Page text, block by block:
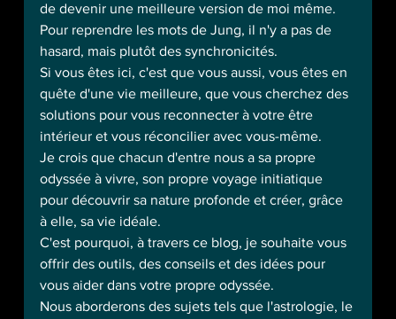
de devenir une meilleure version de moi même.
Pour reprendre les mots de Jung, il n'y a pas de
hasard, mais plutôt des synchronicités.
Si vous êtes ici, c'est que vous aussi, vous êtes en
quête d'une vie meilleure, que vous cherchez des
solutions pour vous reconnecter à votre être
intérieur et vous réconcilier avec vous-même.
Je crois que chacun d'entre nous a sa propre
odyssée à vivre, son propre voyage initiatique
pour découvrir sa nature profonde et créer, grâce
à elle, sa vie idéale.
C'est pourquoi, à travers ce blog, je souhaite vous
offrir des outils, des conseils et des idées pour
vous aider dans votre propre odyssée.
Nous aborderons des sujets tels que l'astrologie, le